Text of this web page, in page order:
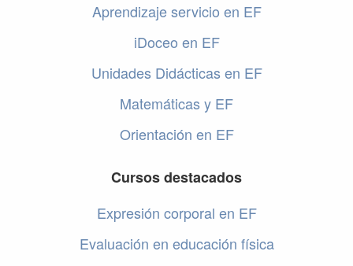
Aprendizaje servicio en EF
iDoceo en EF
Unidades Didácticas en EF
Matemáticas y EF
Orientación en EF
Cursos destacados
Expresión corporal en EF
Evaluación en educación física